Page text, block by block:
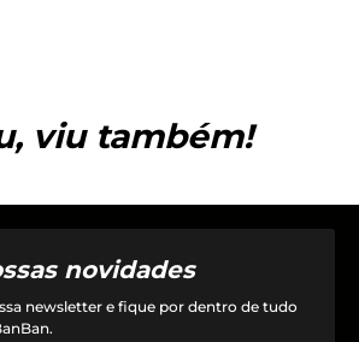
viu também!
novidades
newsletter e fique por dentro de tudo